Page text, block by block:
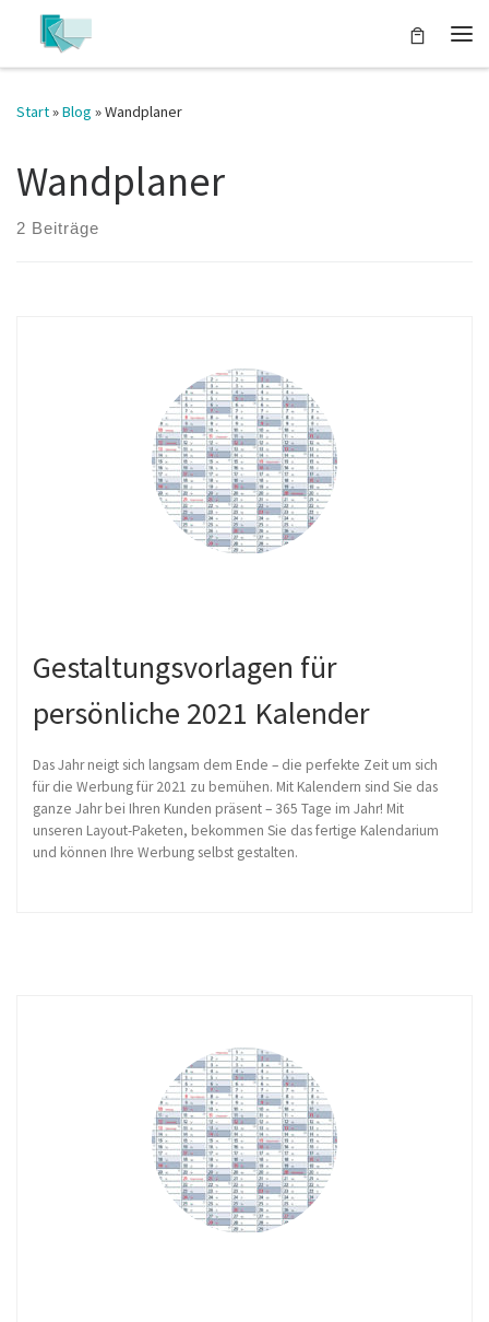
Zum Inhalt springen
Start»Blog »Wandplaner
Wandplaner
2 Beiträge
Gestaltungsvorlagen für
persönliche 2021 Kalender
Das Jahr neigt sich langsam dem Ende – die perfekte Zeit um sich
für die Werbung für 2021 zu bemühen. Mit Kalendern sind Sie das
ganze Jahr bei Ihren Kunden präsent – 365 Tage im Jahr! Mit
unseren Layout-Paketen, bekommen Sie das fertige Kalendarium
und können Ihre Werbung selbst gestalten.